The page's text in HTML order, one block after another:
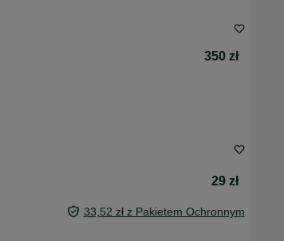
350 zł
29 zł
33,52 zł z Pakietem Ochronnym